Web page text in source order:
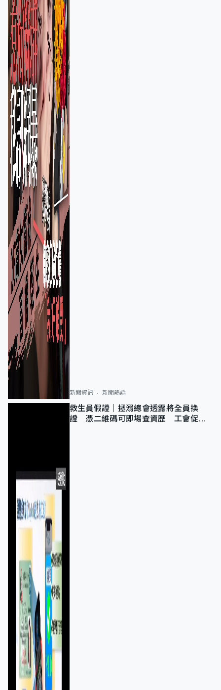
新聞資訊 新聞熱話
救生員假證｜拯溺總會透露將全員換
證 憑二維碼可即場查資歷 工會促加